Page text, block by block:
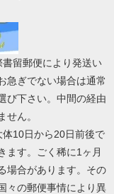
書留郵便により発送い
急ぎでない場合は通常
び下さい。中間の経由
せん。
体10日から20日前後で
ます。ごく稀に1ヶ月
場合があります。その
々の郵便事情により異